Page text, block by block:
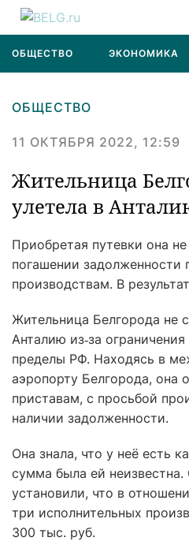
ОБЩЕСТВО ЭКОНОМИКА
ОБЩЕСТВО
11 ОКТЯБРЯ 2022, 12:59
Жительница
улетела в
Приобретая путевки она
погашении задолженности
производствам. В
Жительница Белгорода не
Анталию из‑за
пределы РФ. Находясь в
аэропорту Белгорода, она
приставам, с просьбой
наличии задолженности.
Она знала, что у неё есть
сумма была ей
установили, что в
три исполнительных
300 тыс. руб.